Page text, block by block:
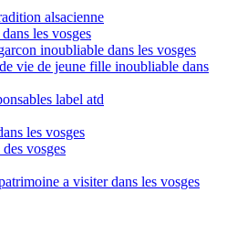
alsacienne
les vosges
inoubliable dans les vosges
vie de jeune fille inoubliable dans
label atd
les vosges
vosges
a visiter dans les vosges